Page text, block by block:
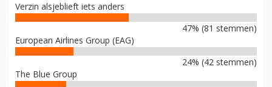
Verzin alsjeblieft iets anders
47% (81 stemmen)
European Airlines Group (EAG)
24% (42 stemmen)
The Blue Group